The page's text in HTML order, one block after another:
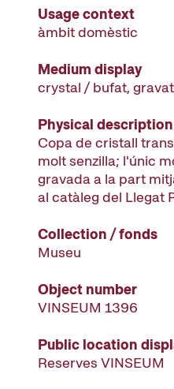
Usage context
àmbit domèstic
Medium display
crystal / bufat,
Physical description
Copa de cristall
molt senzilla; l'únic
gravada a la part
al catàleg del Llegat
Collection / fonds
Museu
Object number
VINSEUM 1396
Public location
Reserves VINSEUM